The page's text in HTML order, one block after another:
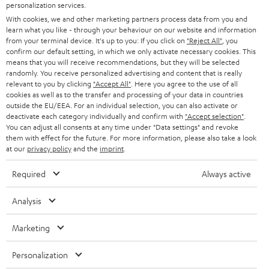
Kann ich Dolby Atmos über Streaming Dienste wie
Netflix und Amazon Prime nutzen?
Dies ist tatsächlich leider noch nicht immer möglich. Aktuell werden Filme
bei den Streaming Dienst Anbietern noch in maximal Dolby Digital 5.1
übertragen. Die Datenmenge bei Dolby Atmos Signalen ist allerdings
wesentlich größer, weswegen eine Übertragung hiervon über das Internet
noch nicht realisierbar ist. Die beste Qualität für Bild und Ton wirst du
daher nur mitBlu-Rayserreichen. Zudem sollte derBlu-Ray Playerper
HDMI Kabel am AV-Receiver angeschlossen werden. Nur falls dein TV über
einen neuen HDMI eARC Anschluss verfügt und das Audiosignal auch
verarbeiten kann, solltest du den Blu-Ray-Player am TV anschließen und
den Ton über HDMI eARC an den AV-Receiver leiten. Aber auch wenn du
kein Atmos Signal erhältst kannst du dir über die Einstellungen am AV-
Receiver einen virtuellen 3D-Sound erzeugen lassen, bei welchem dann
auch die Lautsprecher an den "Atmos Ausgängen" befeuert werden.
u
n
g
SOUNDBARS
STEREO
SMART HOME
BLUETOOTH-LAUTSPRECHER
KOPFHÖRER
BLUETOOTH-KOPFHÖRER
LAUTSPRECHER
ULTIMA-SERIE
IN-EAR-KOPFHÖRER
PRESSE & MARKETING
GESCHÄFTSKUNDEN
PARTNERPROGRAMM
BLOG
NEWSLETTER
STORES
DEINE VORTEILE BEI TEUFEL
TEUFEL STORY
UNSER MANAGEMENT
DEUTSCHLAND
ÖSTERREICH
SCHWEIZ
NIEDERLANDE
BELGIEN
POLEN
SPANIEN
Technische Änderungen, Tippfehler und Irrtum vorbehalten. Das auf unseren
Fotos abgebildete Zubehör ist nicht im Lieferumfang enthalten. Etwaige
personalization services.
With cookies, we and other marketing partners process data from you and
learn what you like - through your behaviour on our website and information
from your terminal device. It's up to you: If you click on "Reject All" , you
confirm our default setting, in which we only activate necessary cookies. This
means that you will receive recommendations, but they will be selected
randomly. You receive personalized advertising and content that is really
relevant to you by clicking "Accept All" . Here you agree to the use of all
cookies as well as to the transfer and processing of your data in countries
outside the EU/EEA. For an individual selection, you can also activate or
deactivate each category individually and confirm with "Accept selection"
You can adjust all consents at any time under "Data settings" and revoke
them with effect for the future. For more information, please also take a look
at our privacy policyand the imprint
Required Always active
Analysis
Marketing
Personalization